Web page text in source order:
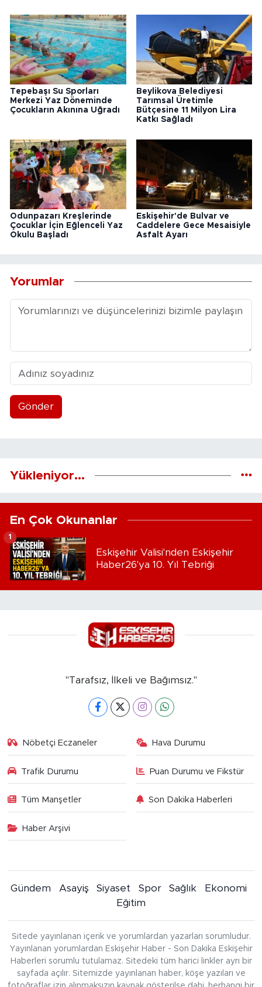
Tepebaşı Su Sporları
Merkezi Yaz Döneminde
Çocukların Akınına Uğradı
Beylikova Belediyesi
Tarımsal Üretimle
Bütçesine 11 Milyon Lira
Katkı Sağladı
Odunpazarı Kreşlerinde
Çocuklar İçin Eğlenceli Yaz
Okulu Başladı
Eskişehir'de Bulvar ve
Caddelere Gece Mesaisiyle
Asfalt Ayarı
Yorumlar
Gönder
Yükleniyor...
En Çok Okunanlar
Eskişehir Valisi'nden Eskişehir
Haber26'ya 10. Yıl Tebriği
1
"Tarafsız, İlkeli ve Bağımsız."
Nöbetçi Eczaneler Hava Durumu
Trafik Durumu Puan Durumu ve Fikstür
Tüm Manşetler Son Dakika Haberleri
Haber Arşivi
Gündem Asayiş Siyaset Spor Sağlık
Ekonomi
Eğitim
Sitede yayınlanan içerik ve yorumlardan yazarları sorumludur.
Yayınlanan yorumlardan Eskişehir Haber - Son Dakika Eskişehir
Haberleri sorumlu tutulamaz. Sitedeki tüm harici linkler ayrı bir
sayfada açılır. Sitemizde yayınlanan haber, köşe yazıları ve